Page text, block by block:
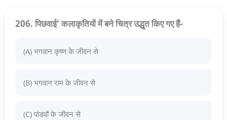
206. पिछवाई' कलाकृतियों में बने चित्र उद्धृत किए गए हैं-
(A) भगवान कृष्ण के जीवन से
(B) भगवान राम के जीवन से
(C) पांडवों के जीवन से